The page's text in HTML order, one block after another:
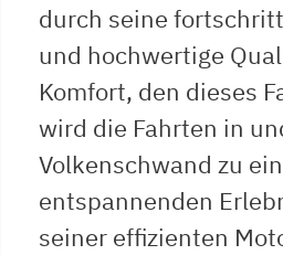
durch seine
und hochwertige
Komfort, den dieses
wird die Fahrten in
Volkenschwand zu
entspannenden
seiner effizienten